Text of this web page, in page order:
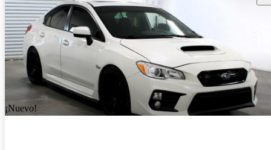
¡Nuevo!